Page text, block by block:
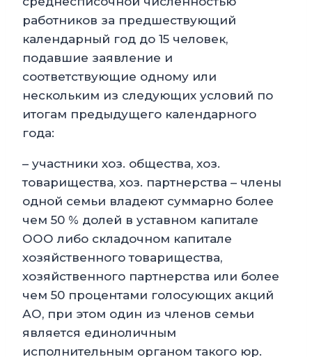
работников за предшествующий
календарный год до 15 человек,
подавшие заявление и
соответствующие одному или
нескольким из следующих условий по
итогам предыдущего календарного
года:
– участники хоз. общества, хоз.
товарищества, хоз. партнерства – члены
одной семьи владеют суммарно более
чем 50 % долей в уставном капитале
ООО либо складочном капитале
хозяйственного товарищества,
хозяйственного партнерства или более
чем 50 процентами голосующих акций
АО, при этом один из членов семьи
является единоличным
исполнительным органом такого юр.